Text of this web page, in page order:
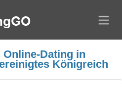
Dating in
Königreich